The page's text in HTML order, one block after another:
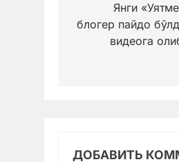
записям
Янги
блогер пайдо
видеога
ДОБАВИТЬ